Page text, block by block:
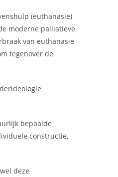
(euthanasie)
moderne palliatieve
van euthanasie
tegenover de
bepaalde
constructie,
deze